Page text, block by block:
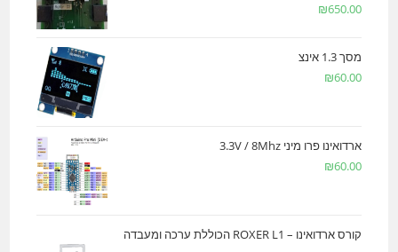
₪650.00
מסך 1.3 אינצ
₪60.00
ארדואינו פרו מיני 3.3V / 8Mhz
₪60.00
קורס ארדואינו – ROXER L1 הכוללת ערכה ומעבדה